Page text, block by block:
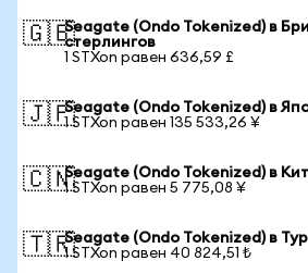
🇬🇧Seagate (Ondo Tokenized) в
стерлингов
1 STXon равен 636,59 £
🇯🇵Seagate (Ondo Tokenized) в
1 STXon равен 135 533,26 ¥
🇨🇳Seagate (Ondo Tokenized) в
1 STXon равен 5 775,08 ¥
🇹🇷Seagate (Ondo Tokenized) в
1 STXon равен 40 824,51 ₺